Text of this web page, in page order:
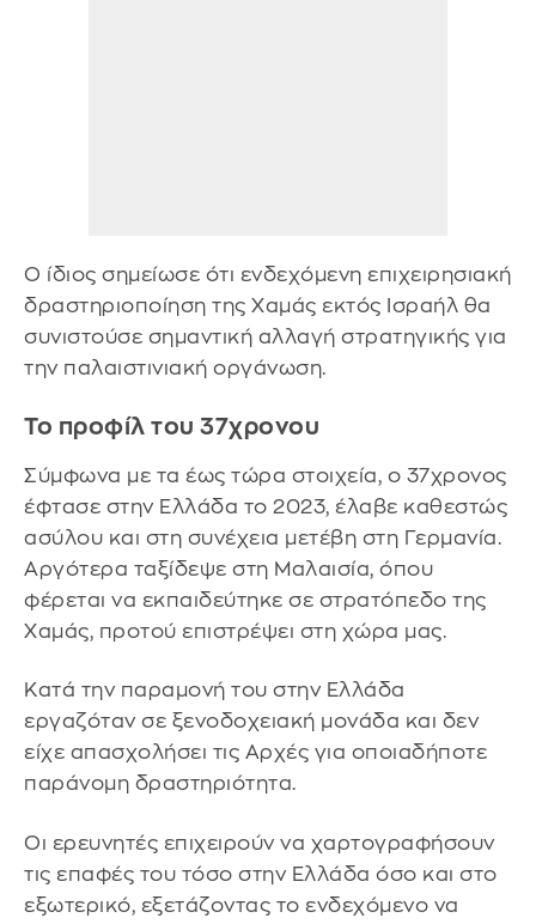
Ο ίδιος σημείωσε ότι ενδεχόμενη επιχειρησιακή
δραστηριοποίηση της Χαμάς εκτός Ισραήλ θα
συνιστούσε σημαντική αλλαγή στρατηγικής για
την παλαιστινιακή οργάνωση.
Το προφίλ του 37χρονου
Σύμφωνα με τα έως τώρα στοιχεία, ο 37χρονος
έφτασε στην Ελλάδα το 2023, έλαβε καθεστώς
ασύλου και στη συνέχεια μετέβη στη Γερμανία.
Αργότερα ταξίδεψε στη Μαλαισία, όπου
φέρεται να εκπαιδεύτηκε σε στρατόπεδο της
Χαμάς, προτού επιστρέψει στη χώρα μας.
Κατά την παραμονή του στην Ελλάδα
εργαζόταν σε ξενοδοχειακή μονάδα και δεν
είχε απασχολήσει τις Αρχές για οποιαδήποτε
παράνομη δραστηριότητα.
Οι ερευνητές επιχειρούν να χαρτογραφήσουν
τις επαφές του τόσο στην Ελλάδα όσο και στο
εξωτερικό, εξετάζοντας το ενδεχόμενο να